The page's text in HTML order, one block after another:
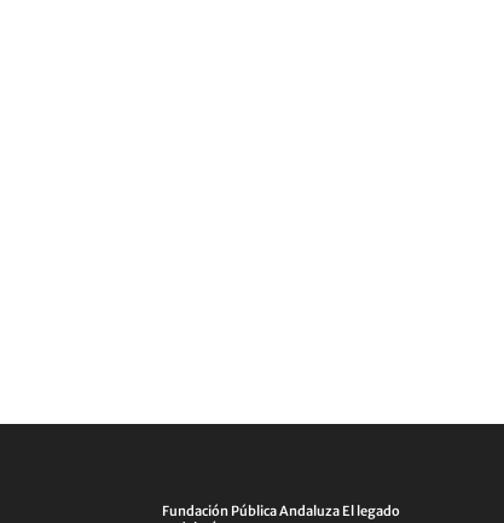
Fundación Pública Andaluza El legado